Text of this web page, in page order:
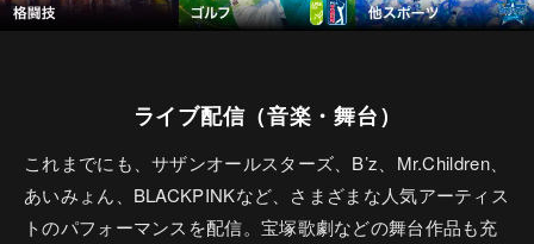
ライブ配信（音楽・舞台）
これまでにも、サザンオールスターズ、B’z、Mr.Children、
あいみょん、BLACKPINKなど、さまざまな人気アーティス
トのパフォーマンスを配信。宝塚歌劇などの舞台作品も充